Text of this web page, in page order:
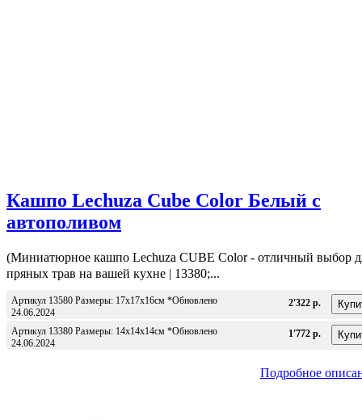
Кашпо Lechuza Cube Color Белый с
автополивом
(Миниатюрное кашпо Lechuza CUBE Color - отличный выбор
пряных трав на вашей кухне | 13380;...
Артикул 13580 Размеры: 17x17x16см *Обновлено
24.06.2024
2'322 р.
Артикул 13380 Размеры: 14x14x14см *Обновлено
24.06.2024
1'772 р.
Подробное